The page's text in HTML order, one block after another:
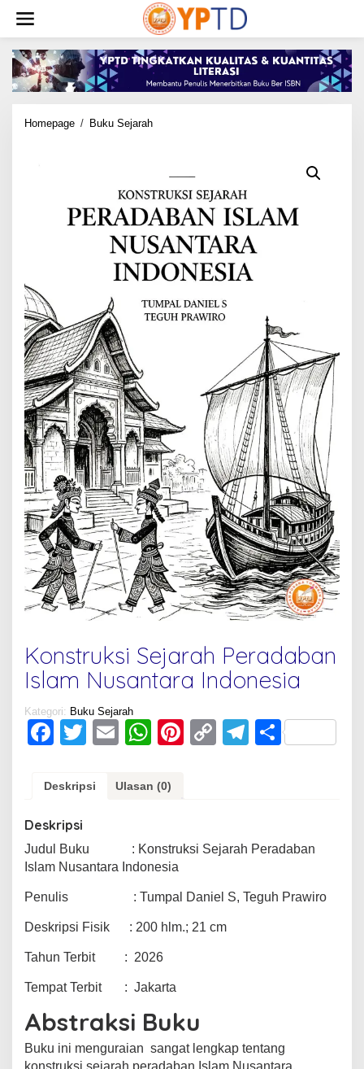
konten
Homepage / Buku SejarahKonstruksi
Nusantara
Indonesia
Konstruksi Sejarah Peradaban
Islam Nusantara Indonesia
Kategori: Buku Sejarah
F
c
b
o
o
k
T
tt
E
ail
W
at
p
p
Pi
st
C
Li
n
k
T
a
m
S
Deskripsi Ulasan (0)
Deskripsi
Judul Buku : Konstruksi Sejarah Peradaban
Islam Nusantara Indonesia
Penulis : Tumpal Daniel S, Teguh Prawiro
Deskripsi Fisik : 200 hlm.; 21 cm
Tahun Terbit : 2026
Tempat Terbit : Jakarta
Abstraksi Buku
Buku ini menguraian sangat lengkap tentang
konstruksi sejarah peradaban Islam Nusantara,